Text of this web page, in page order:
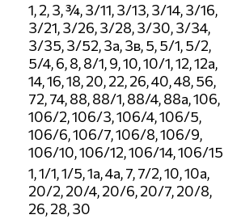
1, 2, 3, ¾, 3/11, 3/13, 3/14, 3/16,
3/21, 3/26, 3/28, 3/30, 3/34,
3/35, 3/52, 3а, 3в, 5, 5/1, 5/2,
5/4, 6, 8, 8/1, 9, 10, 10/1, 12, 12а,
14, 16, 18, 20, 22, 26, 40, 48, 56,
72, 74, 88, 88/1, 88/4, 88а, 106,
106/2, 106/3, 106/4, 106/5,
106/6, 106/7, 106/8, 106/9,
106/10, 106/12, 106/14, 106/15
1, 1/1, 1/5, 1а, 4а, 7, 7/2, 10, 10а,
20/2, 20/4, 20/6, 20/7, 20/8,
26, 28, 30